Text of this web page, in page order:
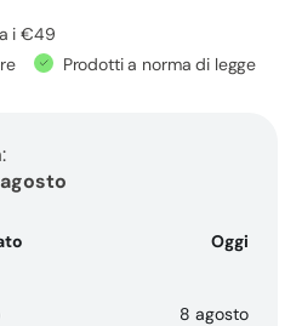
i €49
Prodotti a norma di legge
Oggi
8 agosto